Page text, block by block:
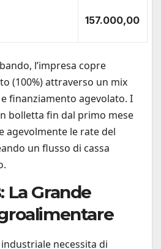
157.000,00
l’impresa copre
(100%) attraverso un mix
finanziamento agevolato. I
bolletta fin dal primo mese
agevolmente le rate del
un flusso di cassa
La Grande
necessita di